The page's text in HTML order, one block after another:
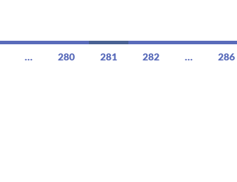
… 280 281 282 … 286